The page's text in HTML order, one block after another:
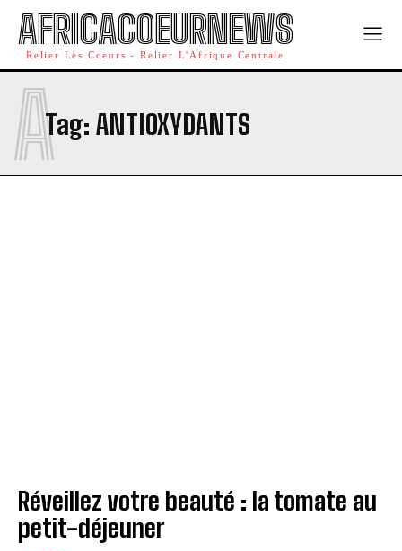
AFRICACOEURNEWS
Relier Les Coeurs - Relier L'Afrique Centrale
Tag: ANTIOXYDANTS
A
Réveillez votre beauté : la tomate au
petit-déjeuner